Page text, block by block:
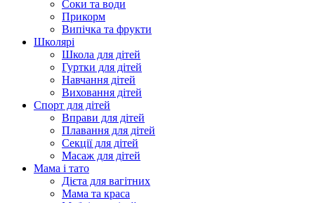
Соки та води
Прикорм
Випічка та фрукти
Школярі
Школа для дітей
Гуртки для дітей
Навчання дітей
Виховання дітей
Спорт для дітей
Вправи для дітей
Плавання для дітей
Секції для дітей
Масаж для дітей
Мама і тато
Дієта для вагітних
Мама та краса